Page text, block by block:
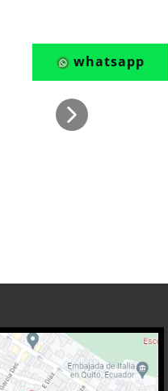
whatsapp